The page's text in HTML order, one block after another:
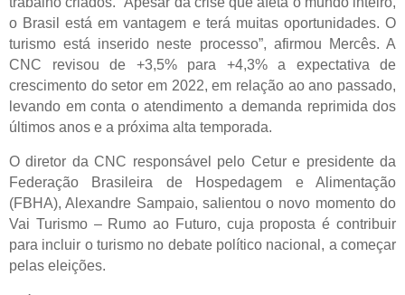
o Brasil está em vantagem e terá muitas oportunidades. O
turismo está inserido neste processo”, afirmou Mercês. A
CNC revisou de +3,5% para +4,3% a expectativa de
crescimento do setor em 2022, em relação ao ano passado,
levando em conta o atendimento a demanda reprimida dos
últimos anos e a próxima alta temporada.
O diretor da CNC responsável pelo Cetur e presidente da
Federação Brasileira de Hospedagem e Alimentação
(FBHA), Alexandre Sampaio, salientou o novo momento do
Vai Turismo – Rumo ao Futuro, cuja proposta é contribuir
para incluir o turismo no debate político nacional, a começar
pelas eleições.